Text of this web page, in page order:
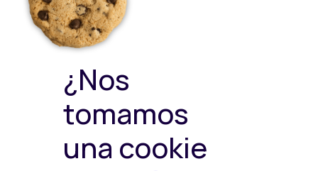
Política Privacidad
Política de Cookies
Política de ventas y
devoluciones
Medioambiente
Política de Seguridad de la
Información
¿Nos
tomamos
una cookie